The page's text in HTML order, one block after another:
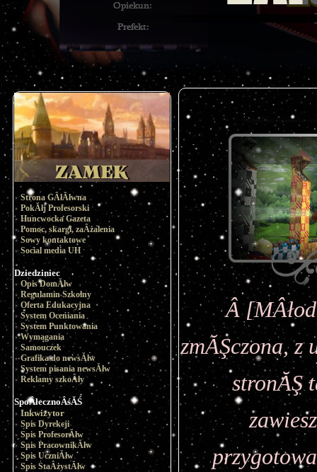
Strona GÂłĂłwna
PokĂłj Profesorski
Huncwocka Gazeta
Pomoc, skargi, zaÂżalenia
Sowy kontaktowe
Social media UH
Dziedziniec
Opis DomĂłw
Regulamin Szkolny
Oferta Edukacyjna
System Oceniania
System Punktowania
Wymagania
Samouczek
Grafika do newsĂłw
System pisania newsĂłw
Reklamy szkoÂły
SpoÂłecznoÂśĂŚ
Inkwizytor
Spis Dyrekcji
Spis ProfesorĂłw
Spis PracownikĂłw
Spis UczniĂłw
Spis StaÂżystĂłw
Â
zmĂŞczona, z
stronĂŞ